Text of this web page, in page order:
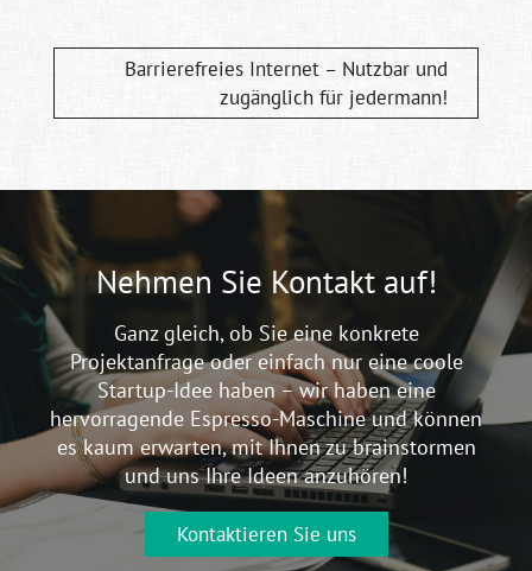
Barrierefreies Internet – Nutzbar und
zugänglich für jedermann!
Nehmen Sie Kontakt auf!
Ganz gleich, ob Sie eine konkrete
Projektanfrage oder einfach nur eine coole
Startup-Idee haben – wir haben eine
hervorragende Espresso-Maschine und können
es kaum erwarten, mit Ihnen zu brainstormen
und uns Ihre Ideen anzuhören!
Kontaktieren Sie uns